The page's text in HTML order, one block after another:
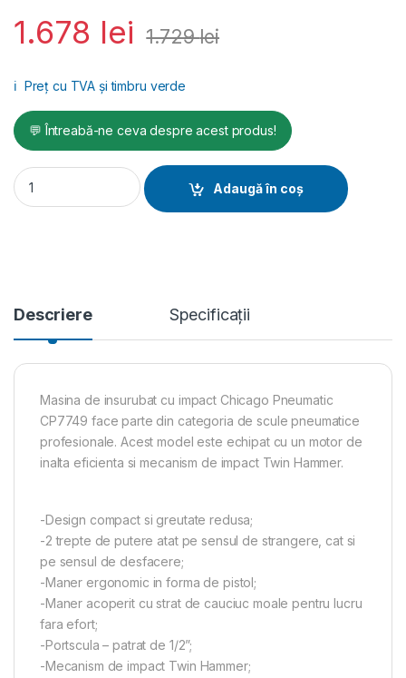
1.678 lei 1.729lei
ℹ️ Preț cu TVA și timbru verde
💬 Întreabă-ne ceva despre acest produs!
Mașină de înșurubat cu impact 1/2'', CP7749 quantity
Adaugă în coș
Descriere Specificații
Masina de insurubat cu impact Chicago Pneumatic
CP7749 face parte din categoria de scule pneumatice
profesionale. Acest model este echipat cu un motor de
inalta eficienta si mecanism de impact Twin Hammer.
-Design compact si greutate redusa;
-2 trepte de putere atat pe sensul de strangere, cat si
pe sensul de desfacere;
-Maner ergonomic in forma de pistol;
-Maner acoperit cu strat de cauciuc moale pentru lucru
fara efort;
-Portscula – patrat de 1/2”;
-Mecanism de impact Twin Hammer;